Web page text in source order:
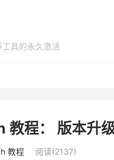
具的永久激活
程： 版本升
教程 阅读(2137)